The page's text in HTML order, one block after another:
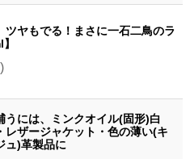
ツヤもでる！まさに一石二鳥のラ
うには、ミンクオイル(固形)白
レザージャケット・色の薄い(キ
ュ)革製品に